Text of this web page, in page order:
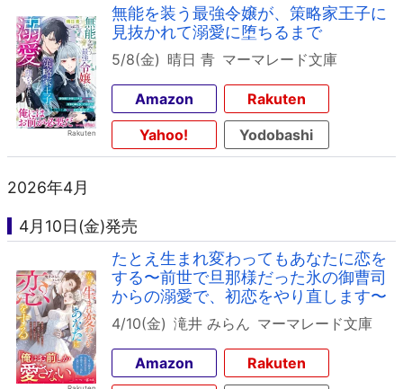
無能を装う最強令嬢が、策略家王子に
見抜かれて溺愛に堕ちるまで
5/8(金) 晴日 青 マーマレード文庫
Amazon
Rakuten
Yahoo!
Yodobashi
2026年4月
4月10日(金)発売
たとえ生まれ変わってもあなたに恋を
する〜前世で旦那様だった氷の御曹司
からの溺愛で、初恋をやり直します〜
4/10(金) 滝井 みらん マーマレード文庫
Amazon
Rakuten